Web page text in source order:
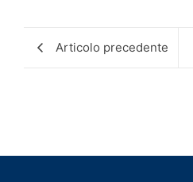
Articolo precedente